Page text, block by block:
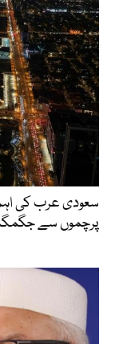
سعودی عرب کی اہم
پرچموں سے